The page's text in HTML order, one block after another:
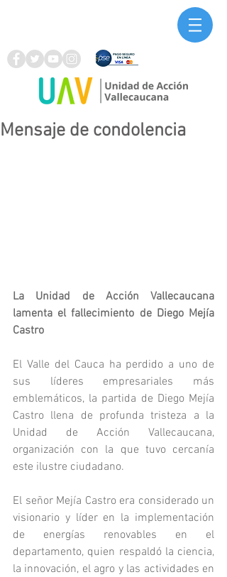
Mensaje de condolencia
La Unidad de Acción Vallecaucana
lamenta el fallecimiento de Diego Mejía
Castro
El Valle del Cauca ha perdido a uno de
sus líderes empresariales más
emblemáticos, la partida de Diego Mejía
Castro llena de profunda tristeza a la
Unidad de Acción Vallecaucana,
organización con la que tuvo cercanía
este ilustre ciudadano.
El señor Mejía Castro era considerado un
visionario y líder en la implementación
de energías renovables en el
departamento, quien respaldó la ciencia,
la innovación, el agro y las actividades en